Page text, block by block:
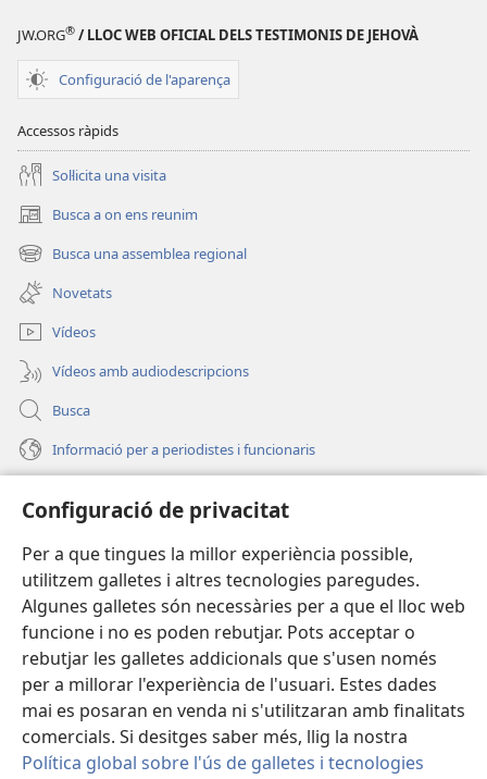
Configuració de privacitat
Per a que tingues la millor experiència possible,
utilitzem galletes i altres tecnologies paregudes.
Algunes galletes són necessàries per a que el lloc web
funcione i no es poden rebutjar. Pots acceptar o
rebutjar les galletes addicionals que s'usen només
per a millorar l'experiència de l'usuari. Estes dades
mai es posaran en venda ni s'utilitzaran amb finalitats
comercials. Si desitges saber més, llig la nostra
Política global sobre l'ús de galletes i tecnologies
JW.ORG® / LLOC WEB OFICIAL DELS TESTIMONIS DE JEHOVÀ
Configuració de l'aparença
Accessos ràpids
Soŀlicita una visita
Busca a on ens reunim
(obri
en
una
finestra
nova)
Busca una assemblea regional
(obri
en
una
finestra
nova)
Novetats
Vídeos
Vídeos amb audiodescripcions
Busca
Informació per a periodistes i funcionaris
(obri
en
finestra
nova)
BIBLIOTECA EN LÍNIA Watchtower™
(obri
en
una
finestra
nova)
JW Hub
(obri
en
una
nova)
®